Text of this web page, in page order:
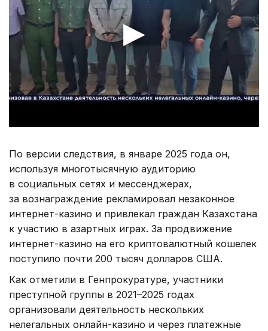
По версии следствия, в январе 2025 года он,
используя многотысячную аудиторию
в социальных сетях и мессенджерах,
за вознаграждение рекламировал незаконное
интернет-казино и привлекал граждан Казахстана
к участию в азартных играх. За продвижение
интернет-казино на его криптовалютный кошелек
поступило почти 200 тысяч долларов США.
Как отметили в Генпрокуратуре, участники
преступной группы в 2021–2025 годах
организовали деятельность нескольких
нелегальных онлайн-казино и через платежные